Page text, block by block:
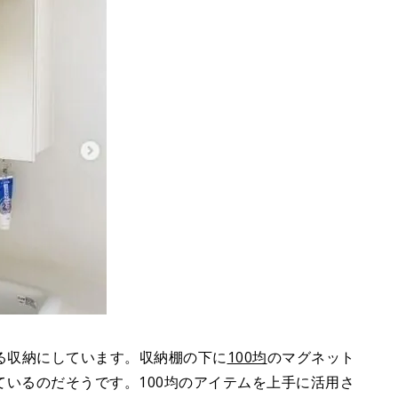
納にしています。収納棚の下に100均のマグネット
るのだそうです。100均のアイテムを上手に活用さ